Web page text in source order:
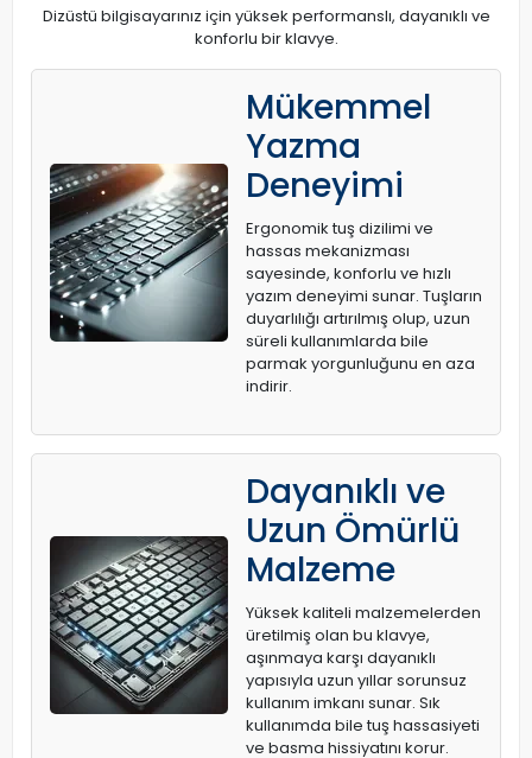
Dizüstü bilgisayarınız için yüksek performanslı, dayanıklı ve
konforlu bir klavye.
Mükemmel
Yazma
Deneyimi
Ergonomik tuş dizilimi ve
hassas mekanizması
sayesinde, konforlu ve hızlı
yazım deneyimi sunar. Tuşların
duyarlılığı artırılmış olup, uzun
süreli kullanımlarda bile
parmak yorgunluğunu en aza
indirir.
Dayanıklı ve
Uzun Ömürlü
Malzeme
Yüksek kaliteli malzemelerden
üretilmiş olan bu klavye,
aşınmaya karşı dayanıklı
yapısıyla uzun yıllar sorunsuz
kullanım imkanı sunar. Sık
kullanımda bile tuş hassasiyeti
ve basma hissiyatını korur.